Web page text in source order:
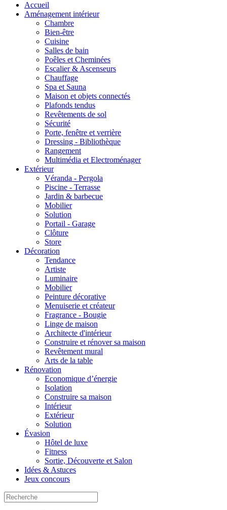
Accueil
Aménagement intérieur
Chambre
Bien-être
Cuisine
Salles de bain
Poêles et Cheminées
Escalier & Ascenseurs
Chauffage
Spa et Sauna
Maison et objets connectés
Plafonds tendus
Revêtements de sol
Sécurité
Porte, fenêtre et verrière
Dressing - Bibliothèque
Rangement
Multimédia et Electroménager
Extérieur
Véranda - Pergola
Piscine - Terrasse
Jardin & barbecue
Mobilier
Solution
Portail - Garage
Clôture
Store
Décoration
Tendance
Artiste
Luminaire
Mobilier
Peinture décorative
Menuiserie et créateur
Fragrance - Bougie
Linge de maison
Architecte d'intérieur
Construire et rénover sa maison
Revêtement mural
Arts de la table
Rénovation
Economique d’énergie
Isolation
Construire sa maison
Intérieur
Extérieur
Solution
Évasion
Hôtel de luxe
Fitness
Sortie, Découverte et Salon
Idées & Astuces
Jeux concours